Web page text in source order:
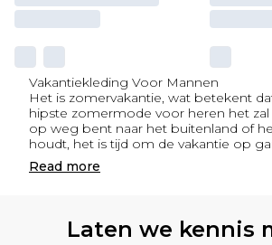
Vakantiekleding Voor Mannen
Het is zomervakantie, wat betekent
hipste zomermode voor heren het zal
op weg bent naar het buitenland of
houdt, het is tijd om de vakantie op
Read more
Laten we kennis